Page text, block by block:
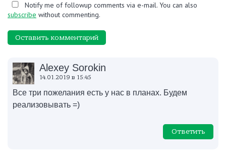
Notify me of followup comments via e-mail. You can also
subscribe without commenting.
Оставить комментарий
Alexey Sorokin
14.01.2019 в 15:45
Все три пожелания есть у нас в планах. Будем
реализовывать =)
Ответить